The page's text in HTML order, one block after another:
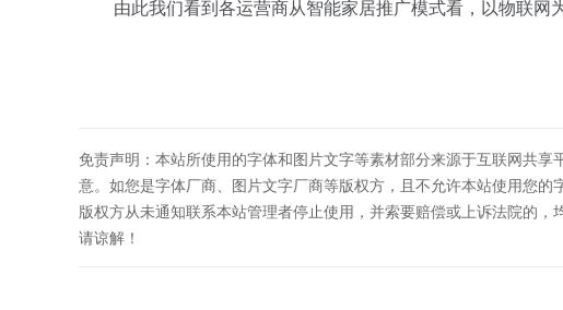
由此我们看到各运营商从智能家居推广模式看，以物联网
免责声明：本站所使用的字体和图片文字等素材部分来源于互联网共
意。如您是字体厂商、图片文字厂商等版权方，且不允许本站使用您
版权方从未通知联系本站管理者停止使用，并索要赔偿或上诉法院的
请谅解！